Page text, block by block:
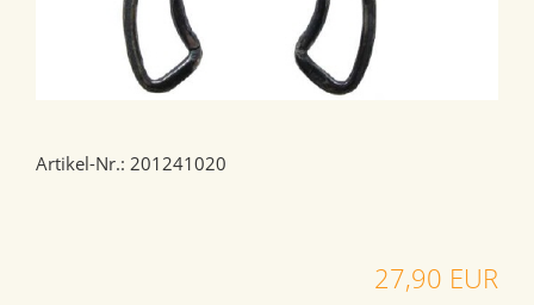
Artikel-Nr.: 201241020
27,90 EUR